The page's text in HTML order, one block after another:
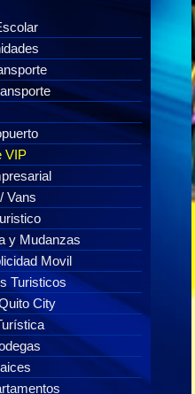
VIP
Vans
y Mudanzas
Movil
Turisticos
City